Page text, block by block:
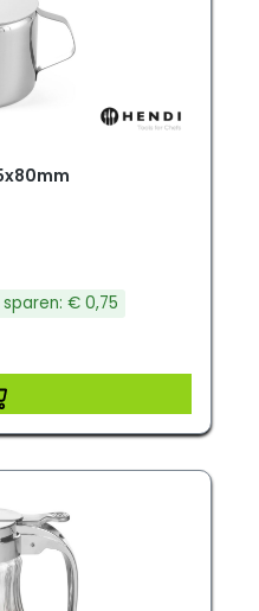
sparen: € 0,75